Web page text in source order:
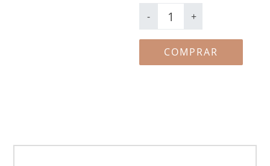
-
Tarro
rellenable
Warhol
cantidad
+
COMPRAR